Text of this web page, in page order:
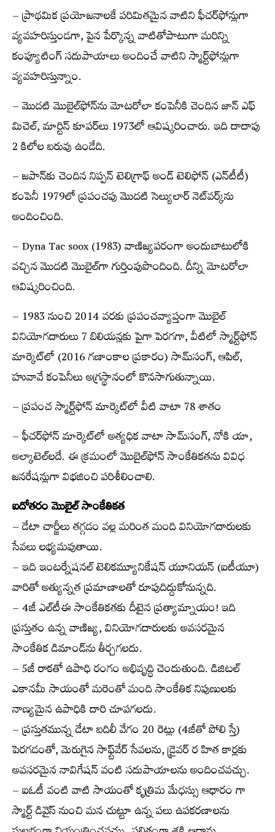
– ప్రాథమిక ప్రయోజనాలకే పరిమితమైన వాటిని ఫీచర్‌ఫోన్లుగా
వ్యవహరిస్తుండగా, పైన పేర్కొన్న వాటితోపాటుగా మరిన్ని
కంప్యూటింగ్ సదుపాయాలు అందించే వాటిని స్మార్ట్‌ఫోన్లుగా
వ్యవహరిస్తున్నాం.
– మొదటి మొబైల్‌ఫోన్‌ను మోటరోలా కంపెనీకి చెందిన జాన్ ఎఫ్
మిచెల్, మార్టిన్ కూపర్‌లు 1973లో ఆవిష్కరించారు. ఇది దాదాపు
2 కిలోల బరువు ఉండేది.
– జపాన్‌కు చెందిన నిప్పన్ టెలిగ్రాఫ్ అండ్ టెలిఫోన్ (ఎన్‌టీటీ)
కంపెనీ 1979లో ప్రపంచపు మొదటి సెల్యులార్ నెట్‌వర్క్‌ను
అందించింది.
– Dyna Tac soox (1983) వాణిజ్యపరంగా అందుబాటులోకి
వచ్చిన మొదటి మొబైల్‌గా గుర్తింపుపొందింది. దీన్ని మోటరోలా
ఆవిష్కరించింది.
– 1983 నుంచి 2014 వరకు ప్రపంచవ్యాప్తంగా మొబైల్
వినియోగదారులు 7 బిలియన్లకు పైగా పెరగగా, వీటిలో స్మార్ట్‌ఫోన్
మార్కెట్‌లో (2016 గణాంకాల ప్రకారం) సామ్‌సంగ్, ఆపిల్,
హువావే కంపెనీలు అగ్రస్థానంలో కొనసాగుతున్నాయి.
– ప్రపంచ స్మార్ట్‌ఫోన్ మార్కెట్‌లో వీటి వాటా 78 శాతం
– ఫీచర్‌ఫోన్ మార్కెట్‌లో అత్యధిక వాటా సామ్‌సంగ్, నోకి యా,
అల్కాటెల్‌లదే. ఈ క్రమంలో మొబైల్‌ఫోన్ సాంకేతికతను వివిధ
జనరేషన్లుగా విభజించి పరిశీలించాలి.
ఐదోతరం మొబైల్ సాంకేతికత
– డేటా చార్జీలు తగ్గడం వల్ల మరింత మంది వినియోగదారులకు
సేవలు లభ్యమవుతాయి.
– ఇది ఇంటర్నేషనల్ టెలికమ్యూనికేషన్ యూనియన్ (ఐటీయూ)
వారితో అత్యున్నత ప్రమాణాలతో రూపుదిద్దుకోనున్నది.
– 4జీ ఎల్‌టీఈ సాంకేతికతకు దీటైన ప్రత్యామ్నాయం! ఇది
ప్రస్తుతం ఉన్న వాణిజ్య, వినియోగదారులకు అవసరమైన
సాంకేతిక డిమాండ్‌ను తీర్చగలదు.
– 5జీ రాకతో ఉపాధి రంగం అభివృద్ధి చెందుతుంది. డిజిటల్
ఎకానమీ సాయంతో మరెంతో మంది సాంకేతిక నిపుణులకు
నాణ్యమైన ఉపాధికి దారి చూపగలదు.
– ప్రస్తుతమున్న డేటా బదిలీ వేగం 20 రెట్లు (4జీతో పోలి స్తే)
పెరగడంతో, మెరుగైన సాఫ్ట్‌వేర్ సేవలను, డ్రైవర్ ర హిత కార్లకు
అవసరమైన నావిగేషన్ వంటి సదుపాయాలను అందించవచ్చు.
– ఐఓటీ వంటి వాటి సాయంతో కృత్రిమ మేధస్సు ఆధారం గా
స్మార్ట్ డివైస్ నుంచి మన చుట్టూ ఉన్న పలు ఉపకరణాలను